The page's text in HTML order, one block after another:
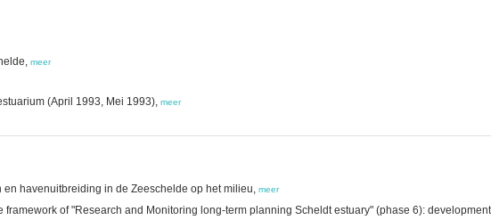
meer
(April 1993, Mei 1993), meer
havenuitbreiding in de Zeeschelde op het milieu, meer
of "Research and Monitoring long-term planning Scheldt estuary" (phase 6):